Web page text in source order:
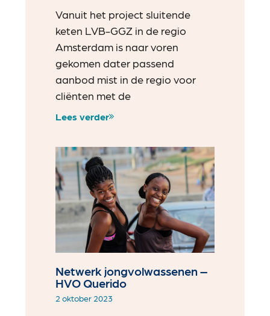
Vanuit het project sluitende
keten LVB-GGZ in de regio
Amsterdam is naar voren
gekomen dater passend
aanbod mist in de regio voor
cliënten met de
Lees verder
Netwerk jongvolwassenen –
HVO Querido
2 oktober 2023